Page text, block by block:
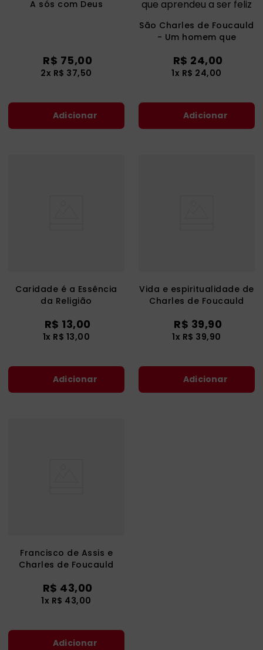
A sós com Deus
R$ 75,00
2x R$ 37,50
Adicionar
São Charles de Foucauld
- Um homem que
R$ 24,00
1x R$ 24,00
Adicionar
Caridade é a Essência
da Religião
R$ 13,00
1x R$ 13,00
Adicionar
Vida e espiritualidade de
Charles de Foucauld
R$ 39,90
1x R$ 39,90
Adicionar
Francisco de Assis e
Charles de Foucauld
R$ 43,00
1x R$ 43,00
Adicionar